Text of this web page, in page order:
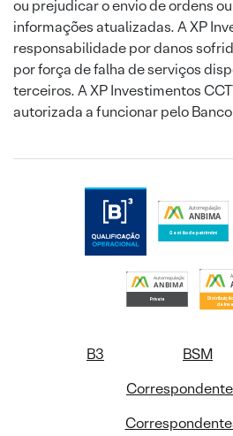
ou prejudicar o envio de ordens
informações atualizadas. A XP
responsabilidade por danos
por força de falha de serviços
terceiros. A XP Investimentos
autorizada a funcionar pelo
B3 BSM